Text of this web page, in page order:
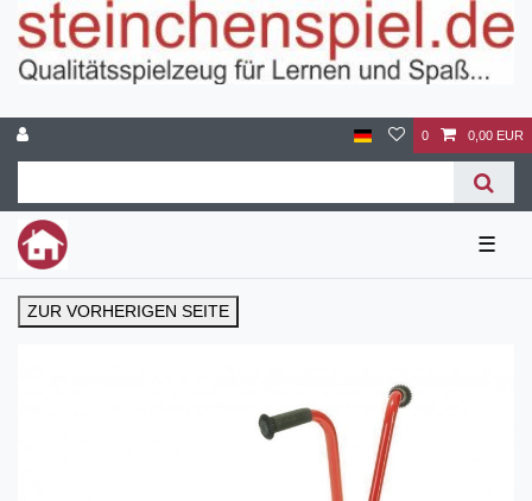
0 0,00 EUR
☰
ZUR VORHERIGEN SEITE